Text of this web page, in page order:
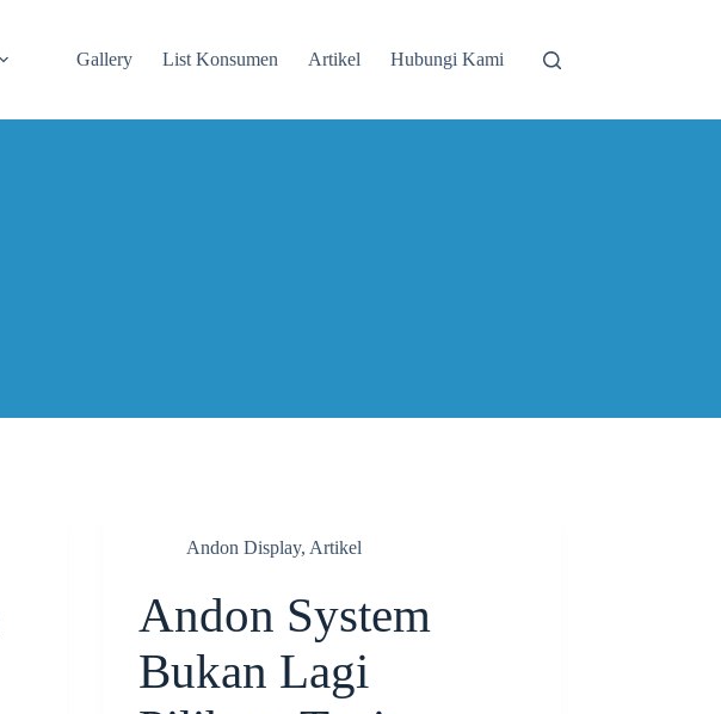
Gallery List Konsumen Artikel Hubungi Kami
Andon Display, Artikel
Andon System
Bukan Lagi